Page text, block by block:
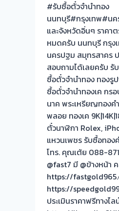
จำนำ
มาvาย
เปลี่ยน
เป็น
เงิน
ทุน
กับ
เรา
ดี
กว่า
วัน
นี้
ให้
บริการ
ลูกค้า
พื้นที่
–
#รับซื้อตั๋วจำนำทอง
นนทบุรี#กรุงเทพ#น
และจังหวัดอิ่นๆ ราคา
หมดครับ นนทบุรี กรุง
นครปฐม สมุทรสาคร
สอบถามได้เลยครับ รั
ซื้อตั๋วจำนำทอง ทอง
ซื้อตั๋วจำนำทองเค กร
นาค พระเหรียญทองค
พลอย ทองเค
ตั๋วนาฬิกา Rolex,
แหวนเพชร รับซื้อทอ
โทร. คุณเต้ย 088-
@fast7 มี @ข้างหน้า
https://
https://
ประเมินราคาฟรีทางไ